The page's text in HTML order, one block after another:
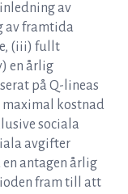
av
av framtida
(iii) fullt
en årlig
på Q-lineas
maximal kostnad
sociala
avgifter
antagen årlig
fram till att